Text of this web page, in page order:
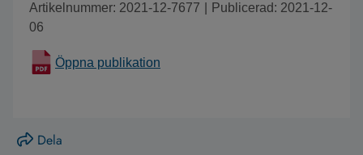
Artikelnummer: 2021-12-7677
Publicerad: 2021-12-
06
Öppna publikation
Dela